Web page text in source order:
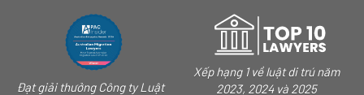
Đạt giải thưởng Công ty Luật
Xếp hạng 1 về luật di trú năm
2023, 2024 và 2025